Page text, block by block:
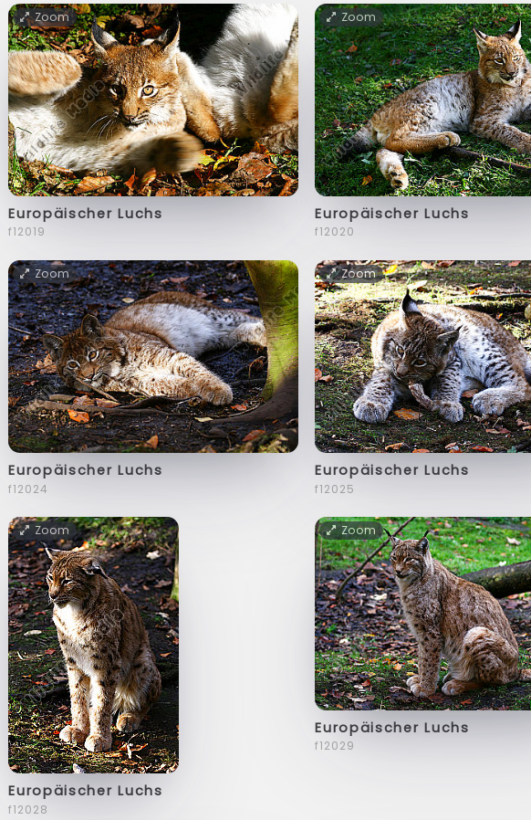
Zoom
Europäischer Luchs
f12019
Zoom
Europäischer Luchs
f12020
Zoom
Europäischer Luchs
f12024
Zoom
Europäischer Luchs
f12025
Zoom
Europäischer Luchs
f12028
Zoom
Europäischer Luchs
f12029